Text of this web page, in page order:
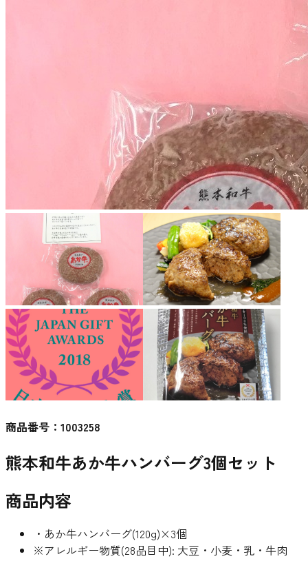
商品番号： 1003258
熊本和牛あか牛ハンバーグ3個セット
商品内容
・あか牛ハンバーグ(120g)×3個
※アレルギー物質(28品目中): 大豆・小麦・乳・牛肉